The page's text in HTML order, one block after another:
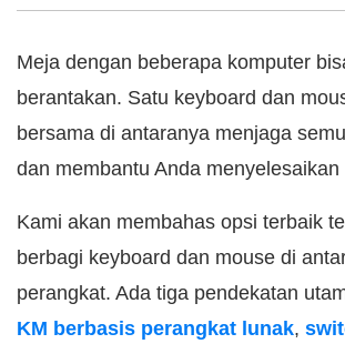
Meja dengan beberapa komputer
berantakan. Satu keyboard dan
bersama di antaranya menjaga
dan membantu Anda menyelesaikan
Kami akan membahas opsi terbaik
berbagi keyboard dan mouse di
perangkat. Ada tiga pendekatan
KM berbasis perangkat lunak,